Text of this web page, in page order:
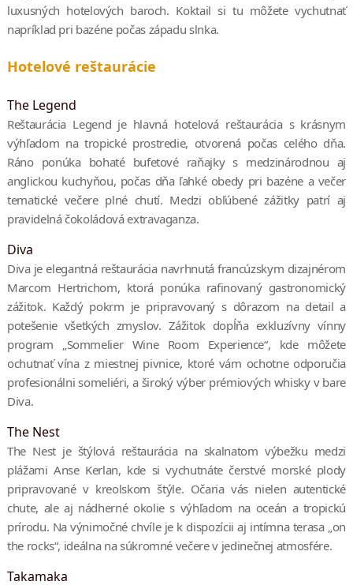
luxusných hotelových baroch. Koktail si tu môžete vychutnať
napríklad pri bazéne počas západu slnka.
Hotelové reštaurácie
The Legend
Reštaurácia Legend je hlavná hotelová reštaurácia s krásnym
výhľadom na tropické prostredie, otvorená počas celého dňa.
Ráno ponúka bohaté bufetové raňajky s medzinárodnou aj
anglickou kuchyňou, počas dňa ľahké obedy pri bazéne a večer
tematické večere plné chutí. Medzi obľúbené zážitky patrí aj
pravidelná čokoládová extravaganza.
Diva
Diva je elegantná reštaurácia navrhnutá francúzskym dizajnérom
Marcom Hertrichom, ktorá ponúka rafinovaný gastronomický
zážitok. Každý pokrm je pripravovaný s dôrazom na detail a
potešenie všetkých zmyslov. Zážitok dopĺňa exkluzívny vínny
program „Sommelier Wine Room Experience“, kde môžete
ochutnať vína z miestnej pivnice, ktoré vám ochotne odporučia
profesionálni someliéri, a široký výber prémiových whisky v bare
Diva.
The Nest
The Nest je štýlová reštaurácia na skalnatom výbežku medzi
plážami Anse Kerlan, kde si vychutnáte čerstvé morské plody
pripravované v kreolskom štýle. Očaria vás nielen autentické
chute, ale aj nádherné okolie s výhľadom na oceán a tropickú
prírodu. Na výnimočné chvíle je k dispozícii aj intímna terasa „on
the rocks“, ideálna na súkromné večere v jedinečnej atmosfére.
Takamaka